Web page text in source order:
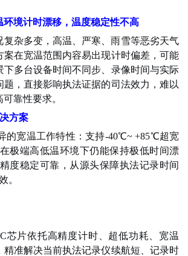
环境计时漂移，温度稳定性不高
复杂多变，高温、严寒、雨雪等恶劣天气
案在宽温范围内容易出现计时偏差，可能
下多台设备时间不同步、录像时间与实际
题，直接影响执法证据的司法效力，难以
靠性要求。
方案
的宽温工作特性：支持-40℃~ +85℃超宽
极端高低温环境下仍能保持极低时间漂
度稳定可靠，从源头保障执法记录时间
。
芯片依托高精度计时、超低功耗、宽温
精准解决当前执法记录仪续航短、记录时